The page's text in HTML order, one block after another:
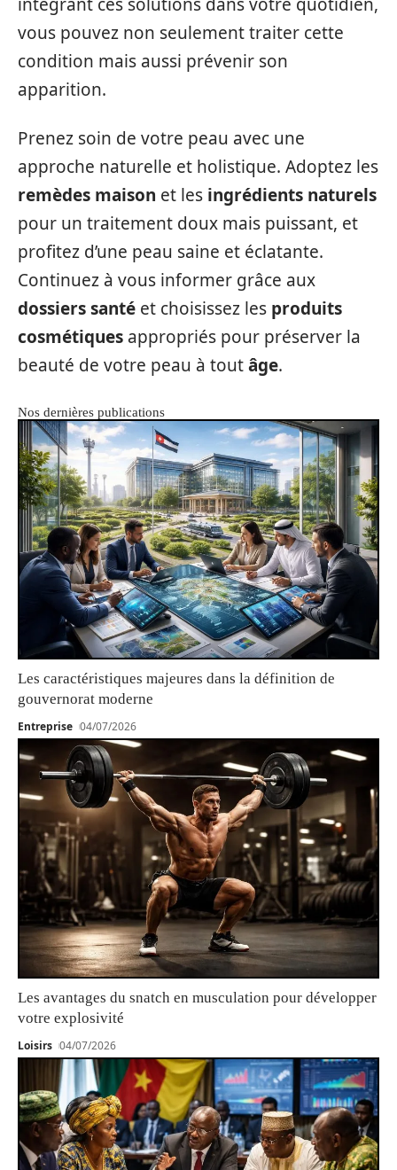
intégrant ces solutions dans votre quotidien,
vous pouvez non seulement traiter cette
condition mais aussi prévenir son
apparition.
Prenez soin de votre peau avec une
approche naturelle et holistique. Adoptez les
remèdes maison et les ingrédients naturels
pour un traitement doux mais puissant, et
profitez d’une peau saine et éclatante.
Continuez à vous informer grâce aux
dossiers santé et choisissez les produits
cosmétiques appropriés pour préserver la
beauté de votre peau à toutâge.
Nos dernières publications
Les caractéristiques majeures dans la définition de
gouvernorat moderne
Entreprise 04/07/2026
Les avantages du snatch en musculation pour développer
votre explosivité
Loisirs 04/07/2026